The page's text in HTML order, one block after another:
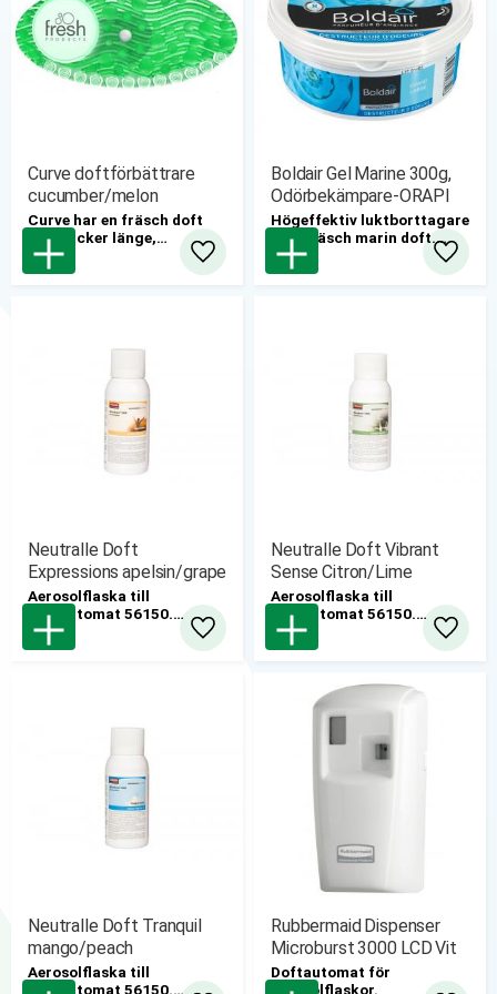
Curve doftförbättrare
cucumber/melon
Curve har en fräsch doft
som räcker länge,
miljövänlig och 100%
återvinningsbar.
Lägg till i favoriter
Boldair Gel Marine 300g,
Odörbekämpare-ORAPI
Högeffektiv luktborttagare
med fräsch marin doft.
6st/fp
Lägg
Neutralle Doft
Expressions apelsin/grape
Aerosolflaska till
doftautomat 56150.
Innehåller minst 3400
sprayningar (upp till 4-5Lägg till i favoriter
Neutralle Doft Vibrant
Sense Citron/Lime
Aerosolflaska till
doftautomat 56150.
Innehåller minst 3400
sprayningar (upp till 4-5Lägg
Neutralle Doft Tranquil
mango/peach
Aerosolflaska till
doftautomat 56150.
Rubbermaid Dispenser
Microburst 3000 LCD Vit
​Doftautomat för
aerosolflaskor.